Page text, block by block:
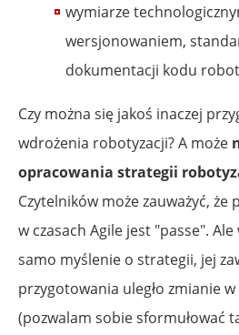
wymiarze
wersjonowaniem,
dokumentacji kodu
Czy można się jakoś inaczej
wdrożenia robotyzacji? A może
opracowania strategii
Czytelników może zauważyć,
w czasach Agile jest "passe".
samo myślenie o strategii, jej
przygotowania uległo zmianie
(pozwalam sobie sformułować